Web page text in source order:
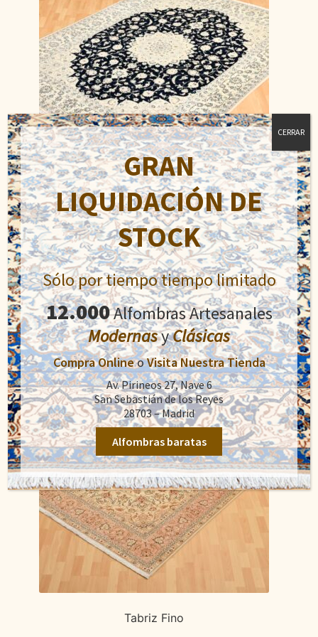
Nain 9 La
2.800,00€
El
precio
original
era:
2.800,00€.
1.980,00€El
precio
actual
es:
1.980,00€.
Añadir al carrito
Tabriz Fino
GRAN
LIQUIDACIÓN DE
STOCK
Sólo por tiempo tiempo limitado
12.000Alfombras Artesanales
ModernasyClásicas
Compra OnlineoVisita Nuestra Tienda
Av. Pirineos 27, Nave 6
San Sebastián de los Reyes
28703 – Madrid
Alfombras baratas
CERRAR